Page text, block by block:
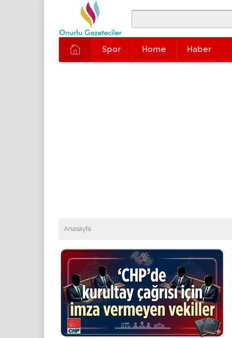
Spor Home Haber
Anasayfa